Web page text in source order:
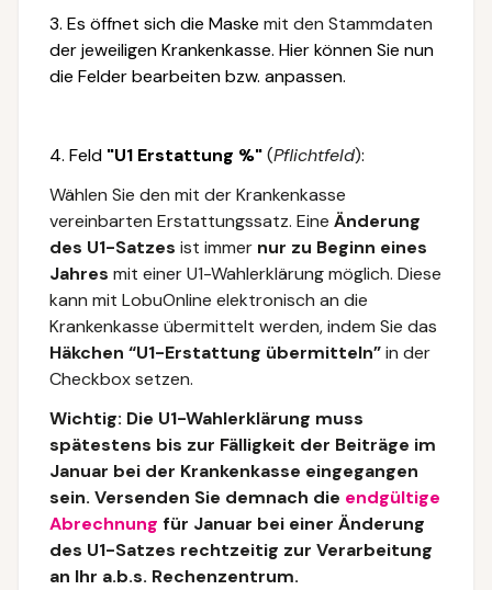
3. Es öffnet sich die Maske mit den Stammdaten
der jeweiligen Krankenkasse. Hier können Sie nun
die Felder bearbeiten bzw. anpassen.
4. Feld "U1 Erstattung %"(Pflichtfeld):
Wählen Sie den mit der Krankenkasse
vereinbarten Erstattungssatz. Eine Änderung
des U1-Satzes ist immer nur zu Beginn eines
Jahres mit einer U1-Wahlerklärung möglich. Diese
kann mit LobuOnline elektronisch an die
Krankenkasse übermittelt werden, indem Sie das
Häkchen “U1-Erstattung übermitteln”in der
Checkbox setzen.
Wichtig: Die U1-Wahlerklärung muss
spätestens bis zur Fälligkeit der Beiträge im
Januar bei der Krankenkasse eingegangen
sein. Versenden Sie demnach die endgültige
Abrechnung für Januar bei einer Änderung
des U1-Satzes rechtzeitig zur Verarbeitung
an Ihr a.b.s. Rechenzentrum.